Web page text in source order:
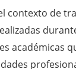
contexto de
académicas